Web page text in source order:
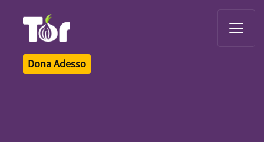
Dona Adesso